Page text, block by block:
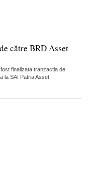
către BRD Asset
finalizata tranzactia de
la SAI Patria Asset